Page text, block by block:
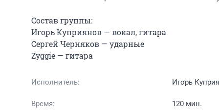
Состав группы:
Игорь Куприянов — вокал, гитара
Сергей Черняков — ударные
Zyggie — гитара
Исполнитель: Игорь
Время: 120 мин.